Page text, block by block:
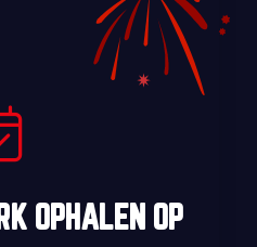
OPHALEN OP